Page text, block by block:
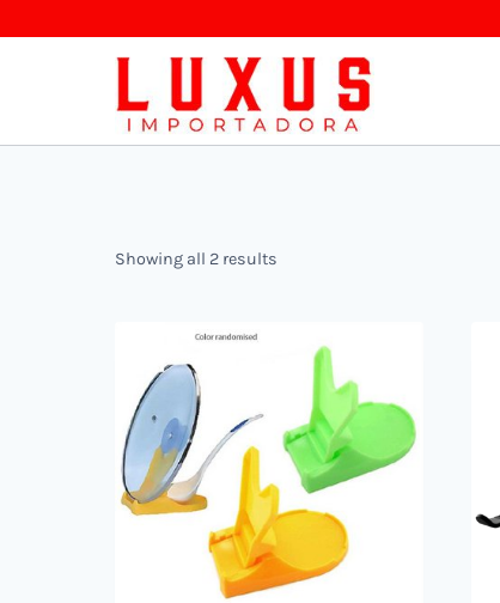
Showing all 2 results